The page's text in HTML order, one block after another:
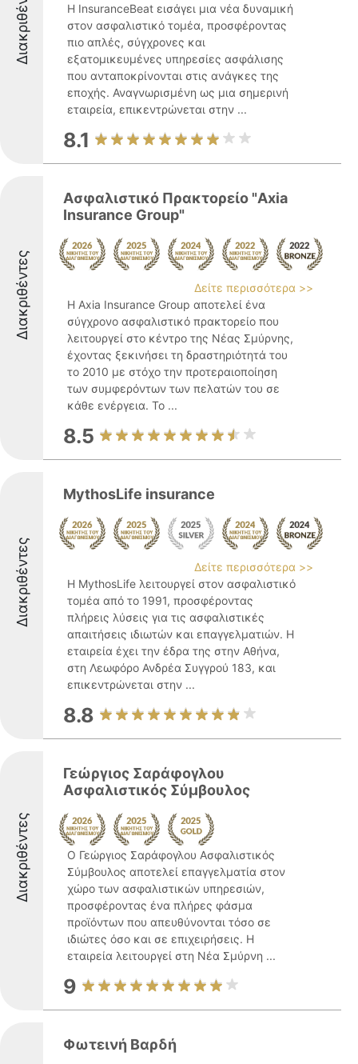
Διακριθέντες
Η InsuranceBeat εισάγει μια νέα δυναμική
στον ασφαλιστικό τομέα, προσφέροντας
πιο απλές, σύγχρονες και
εξατομικευμένες υπηρεσίες ασφάλισης
που ανταποκρίνονται στις ανάγκες της
εποχής. Αναγνωρισμένη ως μια σημερινή
εταιρεία, επικεντρώνεται στην ...
8.1
Διακριθέντες
Ασφαλιστικό Πρακτορείο "Axia
Insurance Group"
Δείτε περισσότερα >>
Η Axia Insurance Group αποτελεί ένα
σύγχρονο ασφαλιστικό πρακτορείο που
λειτουργεί στο κέντρο της Νέας Σμύρνης,
έχοντας ξεκινήσει τη δραστηριότητά του
το 2010 με στόχο την προτεραιοποίηση
των συμφερόντων των πελατών του σε
κάθε ενέργεια. Το ...
8.5
Διακριθέντες
MythosLife insurance
Δείτε περισσότερα >>
Η MythosLife λειτουργεί στον ασφαλιστικό
τομέα από το 1991, προσφέροντας
πλήρεις λύσεις για τις ασφαλιστικές
απαιτήσεις ιδιωτών και επαγγελματιών. Η
εταιρεία έχει την έδρα της στην Αθήνα,
στη Λεωφόρο Ανδρέα Συγγρού 183, και
επικεντρώνεται στην ...
8.8
Διακριθέντες
Γεώργιος Σαράφογλου
Ασφαλιστικός Σύμβουλος
Ο Γεώργιος Σαράφογλου Ασφαλιστικός
Σύμβουλος αποτελεί επαγγελματία στον
χώρο των ασφαλιστικών υπηρεσιών,
προσφέροντας ένα πλήρες φάσμα
προϊόντων που απευθύνονται τόσο σε
ιδιώτες όσο και σε επιχειρήσεις. Η
εταιρεία λειτουργεί στη Νέα Σμύρνη ...
9
Φωτεινή Βαρδή